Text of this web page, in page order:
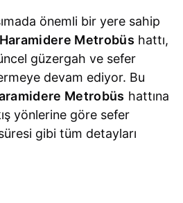
önemli bir yere sahip
Metrobüs hattı,
güzergah ve sefer
devam ediyor. Bu
Metrobüs hattına
yönlerine göre sefer
gibi tüm detayları